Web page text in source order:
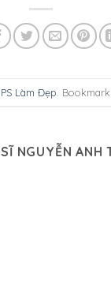
Làm Đẹp .
NGUYỄN ANH